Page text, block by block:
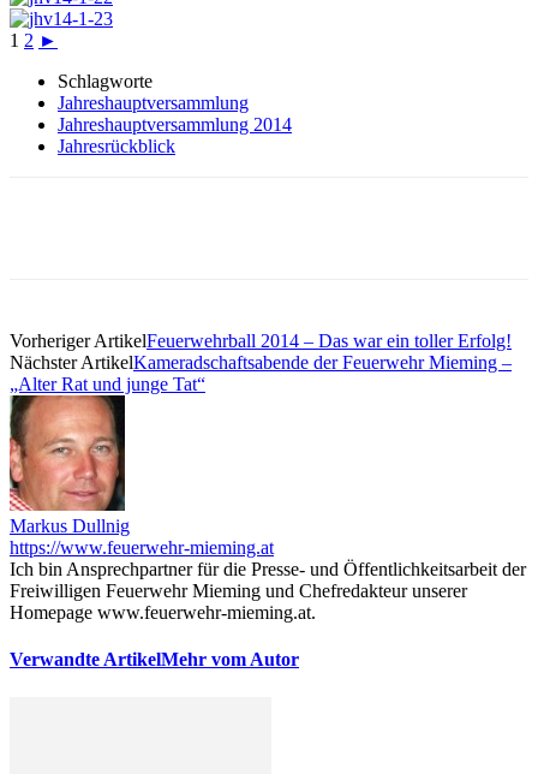
1 2 ►
Schlagworte
Jahreshauptversammlung
Jahreshauptversammlung 2014
Jahresrückblick
Vorheriger ArtikelFeuerwehrball 2014 – Das war ein toller Erfolg!
Nächster ArtikelKameradschaftsabende der Feuerwehr Mieming –
„Alter Rat und junge Tat“
Markus Dullnig
https://www.feuerwehr-mieming.at
Ich bin Ansprechpartner für die Presse- und Öffentlichkeitsarbeit der
Freiwilligen Feuerwehr Mieming und Chefredakteur unserer
Homepage www.feuerwehr-mieming.at.
Verwandte ArtikelMehr vom Autor